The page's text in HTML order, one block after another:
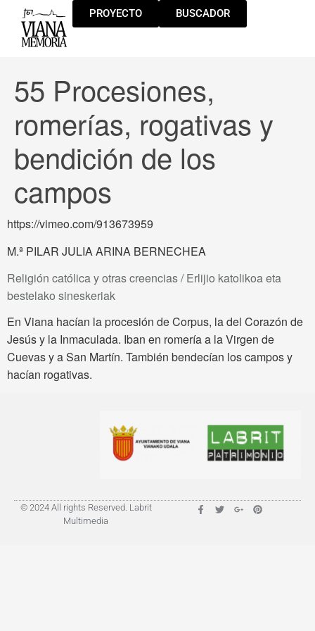
PROYECTO BUSCADOR
55 Procesiones,
romerías, rogativas y
bendición de los
campos
https://vimeo.com/913673959
M.ª PILAR JULIA ARINA BERNECHEA
Religión católica y otras creencias / Erlijio katolikoa eta
bestelako sineskeriak
En Viana hacían la procesión de Corpus, la del Corazón de
Jesús y la Inmaculada. Iban en romería a la Virgen de
Cuevas y a San Martín. También bendecían los campos y
hacían rogativas.
© 2024 All rights Reserved. Labrit
Multimedia